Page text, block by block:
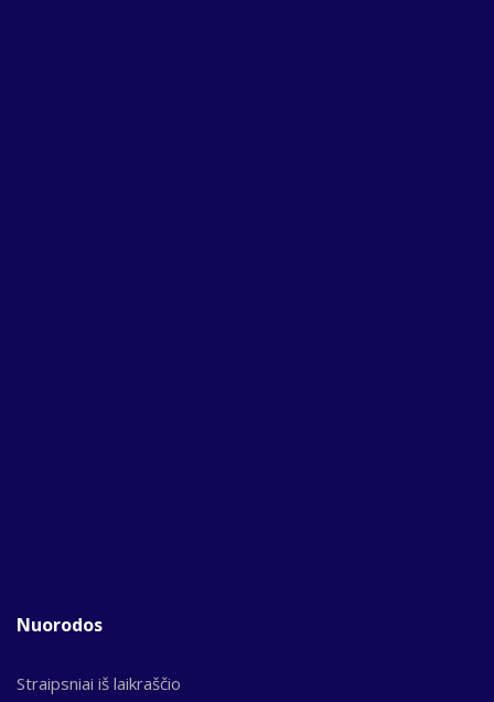
Nuorodos
Straipsniai iš laikraščio